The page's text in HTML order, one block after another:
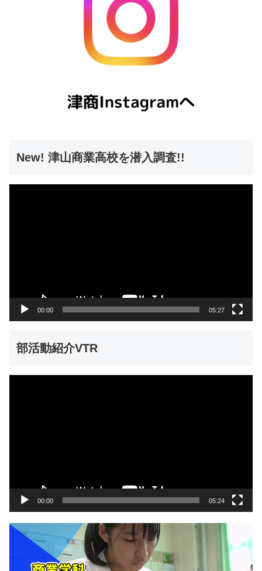
New! 津山商業高校を潜入調査!!
00:00 05:27
部活動紹介VTR
00:00 05:24